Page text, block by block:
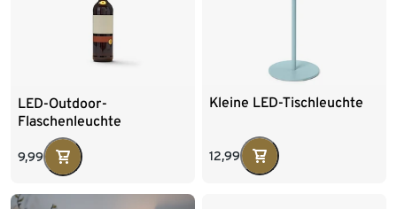
LED-Outdoor-
Flaschenleuchte
9,99
Kleine LED-Tischleuchte
12,99